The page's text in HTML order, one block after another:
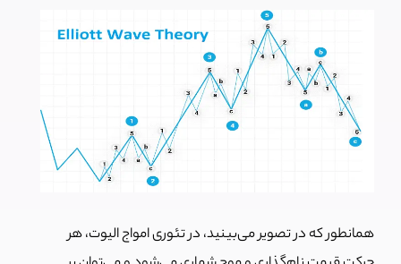
همانطور که در تصویر می‌بینید، در تئوری امواج الیوت، هر